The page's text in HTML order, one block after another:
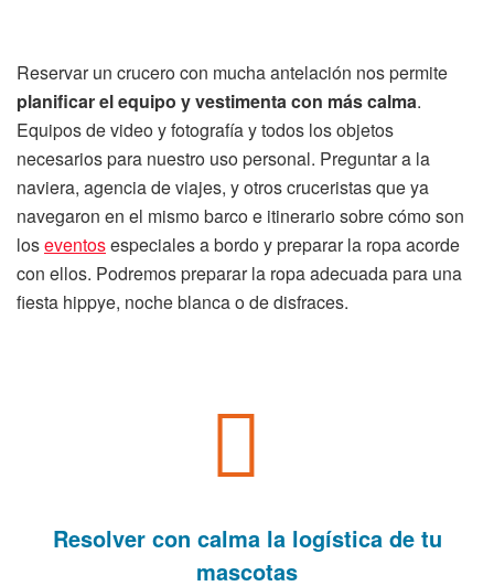
Reservar un crucero con mucha antelación nos permite
planificar el equipo y vestimenta con más calma.
Equipos de video y fotografía y todos los objetos
necesarios para nuestro uso personal. Preguntar a la
naviera, agencia de viajes, y otros cruceristas que ya
navegaron en el mismo barco e itinerario sobre cómo son
loseventosespeciales a bordo y preparar la ropa acorde
con ellos. Podremos preparar la ropa adecuada para una
fiesta hippye, noche blanca o de disfraces.
Resolver con calma la logística de tu
mascotas